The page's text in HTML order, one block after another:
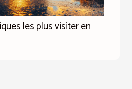
les plus visiter en